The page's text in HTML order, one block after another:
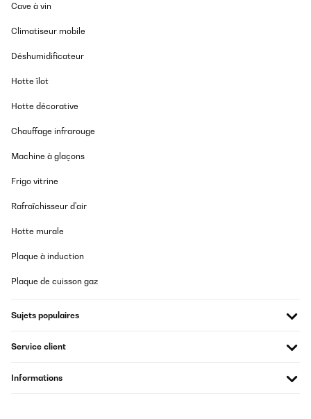
Cave à vin
Climatiseur mobile
Déshumidificateur
Hotte îlot
Hotte décorative
Chauffage infrarouge
Machine à glaçons
Frigo vitrine
Rafraîchisseur d'air
Hotte murale
Plaque à induction
Plaque de cuisson gaz
Sujets populaires
Service client
Informations